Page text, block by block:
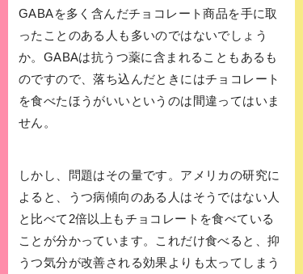
GABAを多く含んだチョコレート商品を手に取
ったことのある人も多いのではないでしょう
か。GABAは抗うつ薬に含まれることもあるも
のですので、落ち込んだときにはチョコレート
を食べたほうがいいというのは間違ってはいま
せん。
しかし、問題はその量です。アメリカの研究に
よると、うつ病傾向のある人はそうではない人
と比べて2倍以上もチョコレートを食べている
ことが分かっています。これだけ食べると、抑
うつ気分が改善される効果よりも太ってしまう